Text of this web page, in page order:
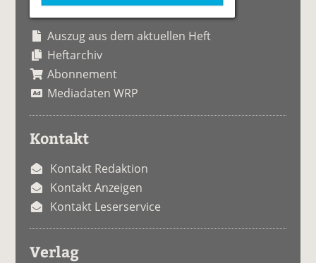
Auszug aus dem aktuellen Heft
Heftarchiv
Abonnement
Mediadaten WRP
Kontakt
Kontakt Redaktion
Kontakt Anzeigen
Kontakt Leserservice
Verlag